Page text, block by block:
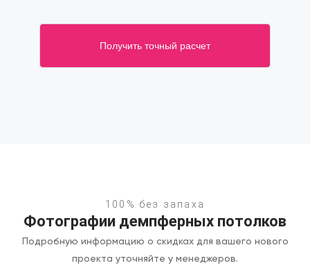
Получить точный расчет
100% без запаха
Фотографии демпферных потолков
Подробную информацию о скидках для вашего нового
проекта уточняйте у менеджеров.